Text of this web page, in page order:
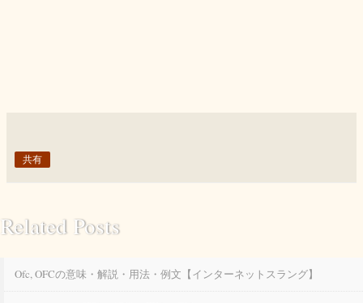
共有
Related Posts
Ofc, OFCの意味・解説・用法・例文【インターネットスラング】